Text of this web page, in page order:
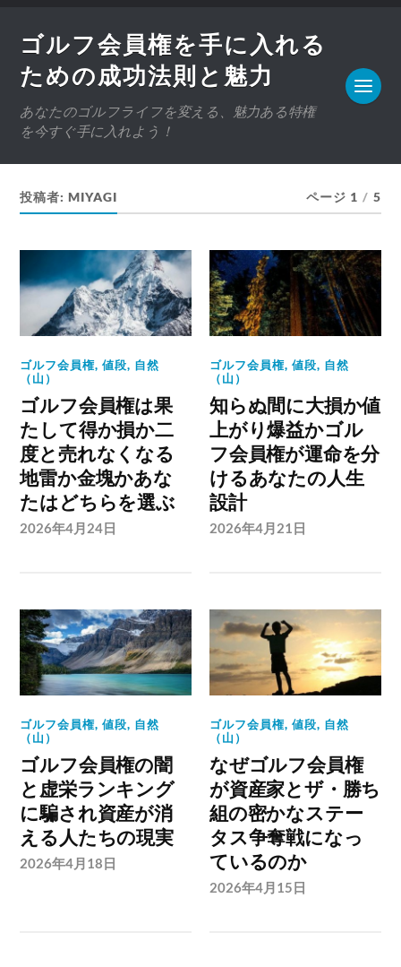
ゴルフ会員権を手に入れる
ための成功法則と魅力
あなたのゴルフライフを変える、魅力ある特権
を今すぐ手に入れよう！
投稿者:MIYAGI ページ 1 / 5
ゴルフ会員権,値段, 自然
（山）
ゴルフ会員権は果
たして得か損か二
度と売れなくなる
地雷か金塊かあな
たはどちらを選ぶ
2026年4月24日
ゴルフ会員権,値段, 自然
（山）
知らぬ間に大損か値
上がり爆益かゴル
フ会員権が運命を分
けるあなたの人生
設計
2026年4月21日
ゴルフ会員権,値段, 自然
（山）
ゴルフ会員権の闇
と虚栄ランキング
に騙され資産が消
える人たちの現実
2026年4月18日
ゴルフ会員権,値段, 自然
（山）
なぜゴルフ会員権
が資産家とザ・勝ち
組の密かなステー
タス争奪戦になっ
ているのか
2026年4月15日